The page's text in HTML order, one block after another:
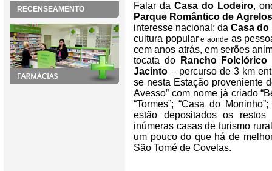
RECENSEAMENTO
Falar daCasa do Lodeiro,
Parque Romântico de Agrelos
interesse nacional; da Casa do
cultura populare aonde as
cem anos atrás, em serões
tocata do
Rancho
Jacinto – percurso de 3 km
se nesta Estação proveniente
Avesso” com nome já criado
“Tormes”; “Casa do
estão depositados os
inúmeras casas de turismo
um pouco do que há de
São Tomé de Covelas.